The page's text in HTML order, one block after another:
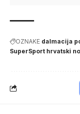
OZNAKE dalmacija
SuperSport hrvatski